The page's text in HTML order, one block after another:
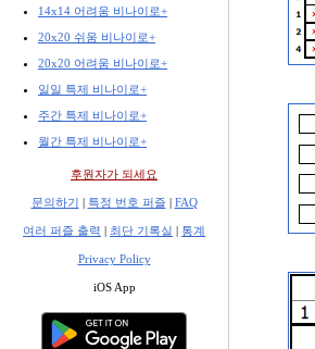
14x14 어려움 비나이로+
20x20 쉬움 비나이로+
20x20 어려움 비나이로+
일일 특제 비나이로+
주간 특제 비나이로+
월간 특제 비나이로+
후원자가 되세요
문의하기 | 특정 번호 퍼즐| FAQ
여러 퍼즐 출력 | 최단 기록실 | 통계
Privacy Policy
iOS App